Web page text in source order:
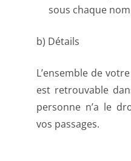
sous chaque
b) Détails
L’ensemble de
est retrouvable
personne n’a le
vos passages.